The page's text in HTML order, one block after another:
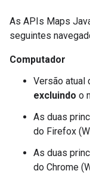
As APIs Maps
seguintes
Computador
Versão atual
excluindo o
As duas
do Firefox
As duas
do Chrome